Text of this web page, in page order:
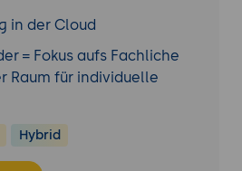
zum modernen Contact
in der Cloud
= Fokus aufs Fachliche
Raum für individuelle
Hybrid